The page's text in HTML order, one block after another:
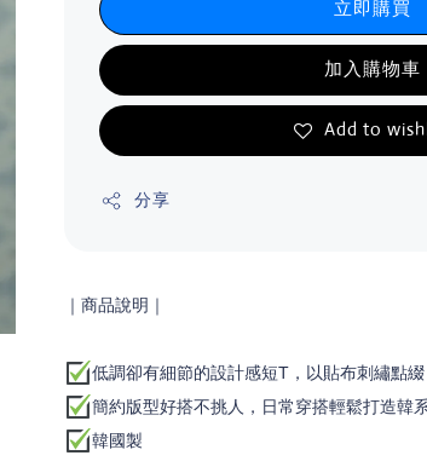
立即購買
加入購物車
Add to
分享
｜商品說明 ｜
低調卻有細節的設計感短T，以貼布刺繡點
簡約版型好搭不挑人，日常穿搭輕鬆打造韓
韓國製